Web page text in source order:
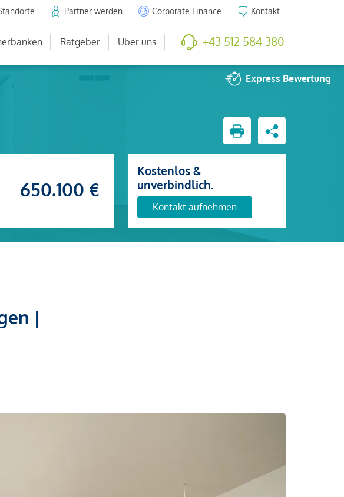
Partner werden Corporate Finance Kontakt
Ratgeber Über uns +43 512 584 380
Express Bewertung
650.100 €
Kostenlos &
unverbindlich.
Kontakt aufnehmen
|